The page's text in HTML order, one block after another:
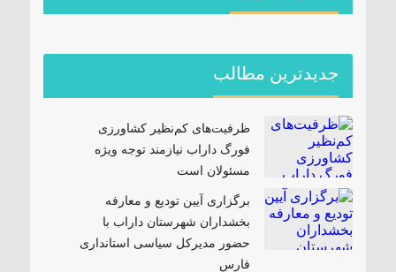
جدیدترین مطالب
ظرفیت‌های کم‌نظیر کشاورزی
فورگ داراب نیازمند توجه ویژه
مسئولان است
برگزاری آیین تودیع و معارفه
بخشداران شهرستان داراب با
حضور مدیرکل سیاسی استانداری
فارس